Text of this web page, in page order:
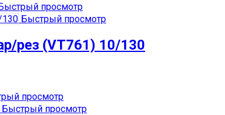
просмотр
Быстрый просмотр
рез (VT761) 10/130
просмотр
Быстрый просмотр